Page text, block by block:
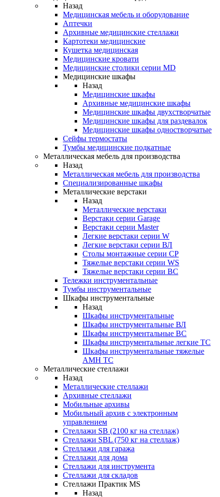
Назад
Медицинская мебель и оборудование
Аптечки
Архивные медицинские стеллажи
Картотеки медицинские
Кушетка медицинская
Медицинские кровати
Медицинские столики серии MD
Медицинские шкафы
Назад
Медицинские шкафы
Архивные медицинские шкафы
Медицинские шкафы двухстворчатые
Медицинские шкафы для раздевалок
Медицинские шкафы одностворчатые
Сейфы термостаты
Тумбы медицинские подкатные
Металлическая мебель для производства
Назад
Металлическая мебель для производства
Cпециализированные шкафы
Металлические верстаки
Назад
Металлические верстаки
Верстаки серии Garage
Верстаки серии Master
Легкие верстаки серии W
Легкие верстаки серии ВЛ
Столы монтажные серии СР
Тяжелые верстаки серии WS
Тяжелые верстаки серии ВС
Тележки инструментальные
Тумбы инструментальные
Шкафы инструментальные
Назад
Шкафы инструментальные
Шкафы инструментальные ВЛ
Шкафы инструментальные ВС
Шкафы инструментальные легкие ТС
Шкафы инструментальные тяжелые
AMH TC
Металлические стеллажи
Назад
Металлические стеллажи
Архивные стеллажи
Мобильные архивы
Мобильный архив с электронным
управлением
Стеллажи SB (2100 кг на стеллаж)
Стеллажи SBL (750 кг на стеллаж)
Стеллажи для гаража
Стеллажи для дома
Стеллажи для инструмента
Стеллажи для складов
Стеллажи Практик MS
Назад